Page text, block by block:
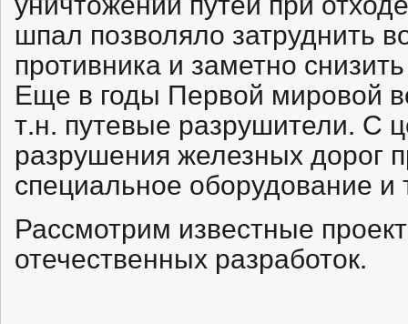
шпал позволяло затруднить
противника и заметно
Еще в годы Первой мировой
т.н. путевые разрушители. С
разрушения железных дорог
специальное оборудование и
Рассмотрим известные
отечественных разработок.